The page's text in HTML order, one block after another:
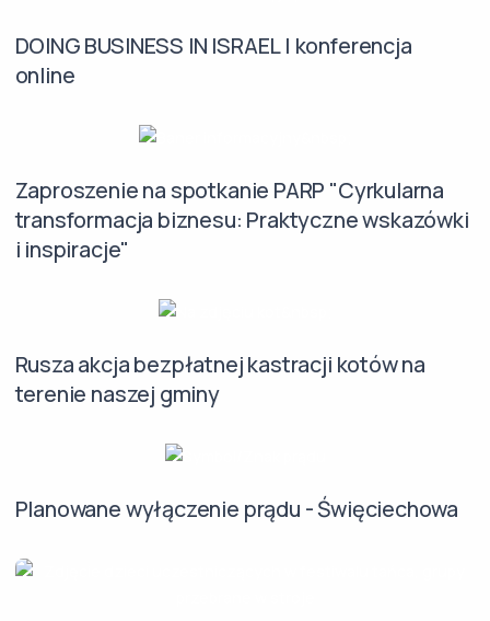
DOING BUSINESS IN ISRAEL | konferencja
online
Zaproszenie na spotkanie PARP "Cyrkularna
transformacja biznesu: Praktyczne wskazówki
i inspiracje"
Rusza akcja bezpłatnej kastracji kotów na
terenie naszej gminy
Planowane wyłączenie prądu - Święciechowa